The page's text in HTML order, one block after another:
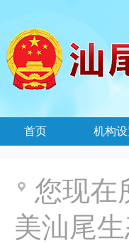
首页 机构
您现在
美汕尾